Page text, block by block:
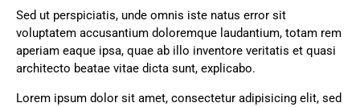
Sed ut perspiciatis, unde omnis iste natus error sit
voluptatem accusantium doloremque laudantium, totam rem
aperiam eaque ipsa, quae ab illo inventore veritatis et quasi
architecto beatae vitae dicta sunt, explicabo.
Lorem ipsum dolor sit amet, consectetur adipisicing elit, sed